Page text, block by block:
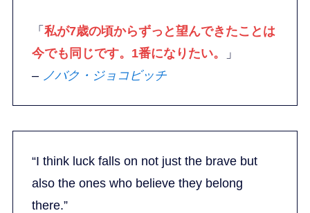
「 私が7歳の頃からずっと望んできたことは
今でも同じです。1番になりたい。
」
– ノバク・ジョコビッチ
“I think luck falls on not just the brave but
also the ones who believe they belong
there.”